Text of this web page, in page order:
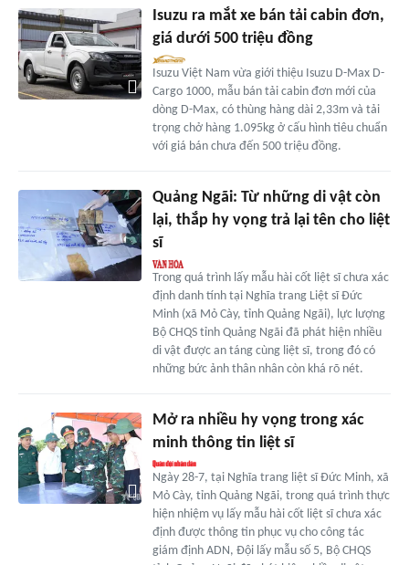
Isuzu ra mắt xe bán tải cabin đơn,
giá dưới 500 triệu đồng
Isuzu Việt Nam vừa giới thiệu Isuzu D-Max D-
Cargo 1000, mẫu bán tải cabin đơn mới của
dòng D-Max, có thùng hàng dài 2,33m và tải
trọng chở hàng 1.095kg ở cấu hình tiêu chuẩn
với giá bán chưa đến 500 triệu đồng.
Quảng Ngãi: Từ những di vật còn
lại, thắp hy vọng trả lại tên cho liệt
sĩ
Trong quá trình lấy mẫu hài cốt liệt sĩ chưa xác
định danh tính tại Nghĩa trang Liệt sĩ Đức
Minh (xã Mỏ Cày, tỉnh Quảng Ngãi), lực lượng
Bộ CHQS tỉnh Quảng Ngãi đã phát hiện nhiều
di vật được an táng cùng liệt sĩ, trong đó có
những bức ảnh thân nhân còn khá rõ nét.
Mở ra nhiều hy vọng trong xác
minh thông tin liệt sĩ
Ngày 28-7, tại Nghĩa trang liệt sĩ Đức Minh, xã
Mỏ Cày, tỉnh Quảng Ngãi, trong quá trình thực
hiện nhiệm vụ lấy mẫu hài cốt liệt sĩ chưa xác
định được thông tin phục vụ cho công tác
giám định ADN, Đội lấy mẫu số 5, Bộ CHQS